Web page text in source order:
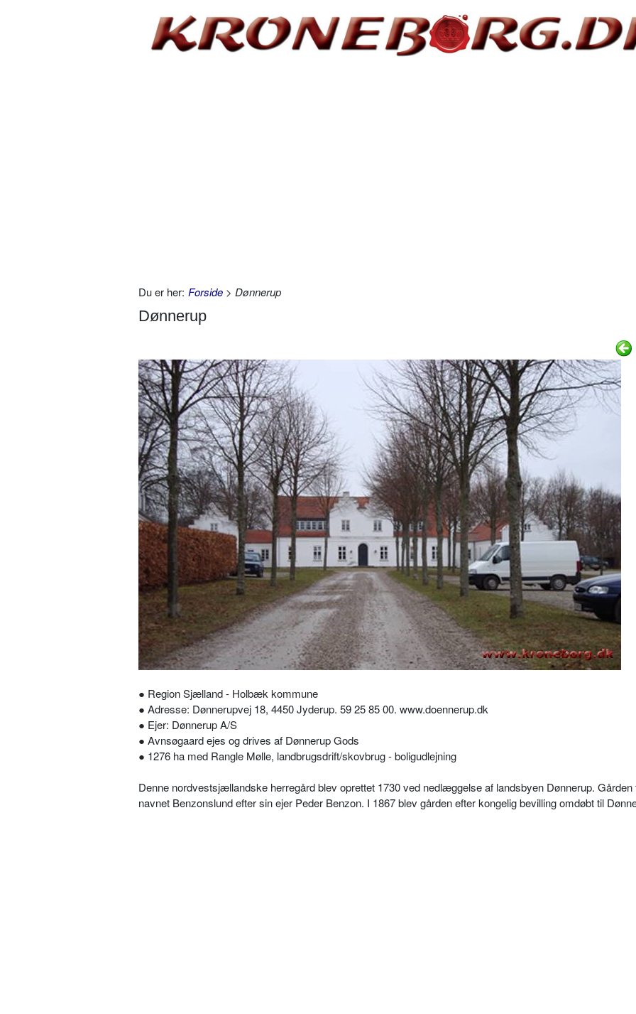
Du er her: Forside > Dønnerup
Dønnerup
● Region Sjælland - Holbæk kommune
● Adresse: Dønnerupvej 18, 4450 Jyderup. 59 25 85 00. www.doennerup.dk
● Ejer: Dønnerup A/S
● Avnsøgaard ejes og drives af Dønnerup Gods
● 1276 ha med Rangle Mølle, landbrugsdrift/skovbrug - boligudlejning
Denne nordvestsjællandske herregård blev oprettet 1730 ved nedlæggelse af landsbyen Dønnerup. Gården
navnet Benzonslund efter sin ejer Peder Benzon. I 1867 blev gården efter kongelig bevilling omdøbt til